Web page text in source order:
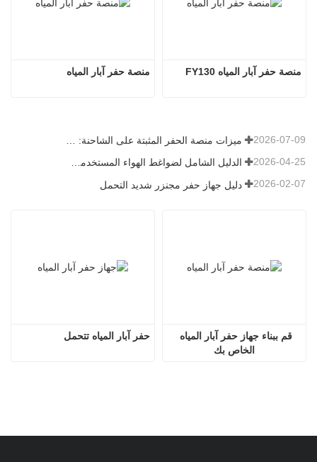
منصة حفر آبار المياه منصة حفر آبار المياه FY130
2026-07-09
الدليل الشامل لضواغط الهواء المستخدمة في التعدين 2026-04-25
دليل جهاز حفر مجنزر شديد التحمل 2026-02-07
حفر آبار المياه تتحمل
الخاص بك